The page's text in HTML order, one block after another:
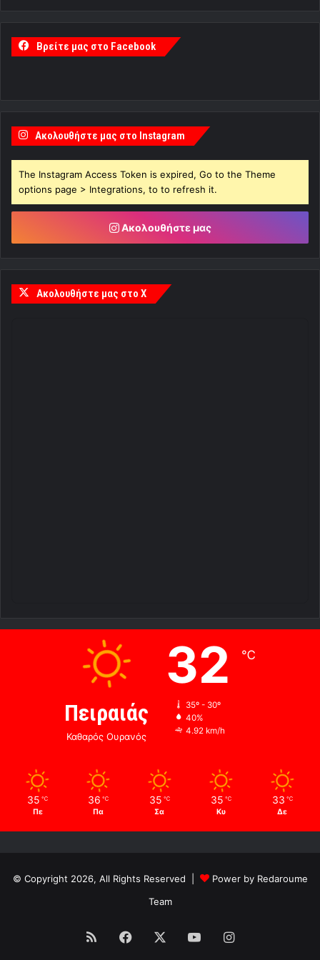
Βρείτε μας στο Facebook
Ακολουθήστε μας στο Instagram
The Instagram Access Token is expired, Go to the Theme
options page > Integrations, to to refresh it.
Ακολουθήστε μας
Ακολουθήστε μας στο X
Πειραιάς
Καθαρός Ουρανός
32 ℃
35º - 30º
40%
4.92 km/h
35 ℃
Πε
36 ℃
Πα
35 ℃
Σα
35 ℃
Κυ
33 ℃
Δε
© Copyright 2026, All Rights Reserved |
Power by Redaroume
Team
RSS Facebook YouTubeInstagram